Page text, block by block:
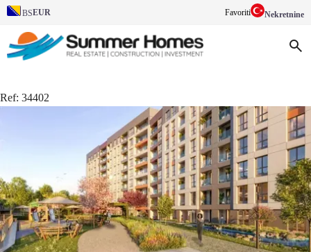
BSEUR Favoriti Nekretnine
Ref: 34402